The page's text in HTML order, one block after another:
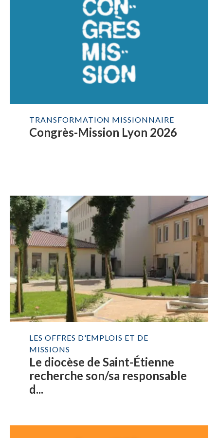
TRANSFORMATION MISSIONNAIRE
Congrès-Mission Lyon 2026
LES OFFRES D'EMPLOIS ET DE
MISSIONS
Le diocèse de Saint-Étienne
recherche son/sa responsable
d...